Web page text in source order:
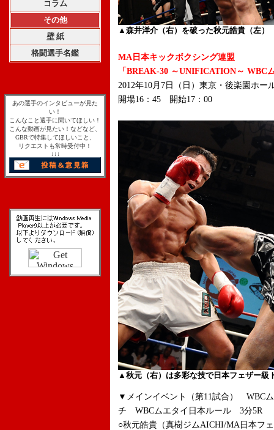
コラム
その他
壁 紙
格闘選手名鑑
あの選手のインタビューが見た
い！
こんなこと選手に聞いてほしい！
こんな動画が見たい！などなど、
GBRで特集してほしいこと、
リクエストも常時受付中！
↓↓↓
▲森井洋介（右）を破った秋元皓貴（左）
MA日本キックボクシング連盟
「BREAK-30 ～UNIFICATION～ WBC
2012年10月7日（日）東京・後楽園ホー
開場16：45 開始17：00
▲秋元（右）は多彩な技で日本フェザー級
▼メインイベント（第11試合） WBC
チ WBCムエタイ日本ルール 3分5R
○秋元皓貴（真樹ジムAICHI/MA日本フ